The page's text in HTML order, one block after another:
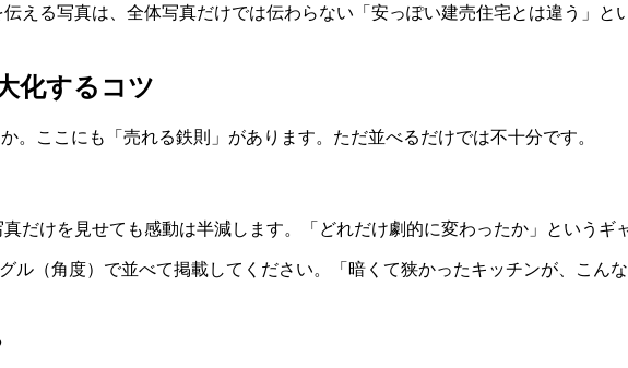
える写真は、全体写真だけでは伝わらない「安っぽい建売住宅とは違う」と
化するコツ
。ここにも「売れる鉄則」があります。ただ並べるだけでは不十分です。
だけを見せても感動は半減します。「どれだけ劇的に変わったか」というギ
ル（角度）で並べて掲載してください。「暗くて狭かったキッチンが、こん